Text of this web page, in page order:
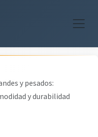
y pesados:
y durabilidad